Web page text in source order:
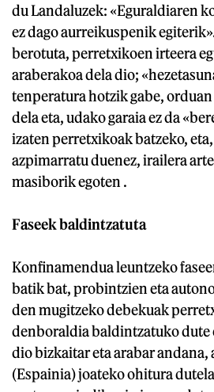
du Landaluzek: «Eguraldiaren
ez dago aurreikuspenik
berotuta, perretxikoen irteera
araberakoa dela dio;
tenperatura hotzik gabe,
dela eta, udako garaia ez da
izaten perretxikoak batzeko,
azpimarratu duenez, irailera
masiborik egoten .
Faseek baldintzatuta
Konfinamendua leuntzeko
batik bat, probintzien eta
den mugitzeko debekuak
denboraldia baldintzatuko dute
dio bizkaitar eta arabar andana,
(Espainia) joateko ohitura